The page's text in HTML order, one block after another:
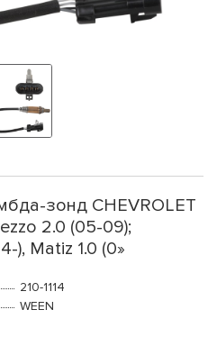
зонд CHEVROLET
2.0 (05-09);
), Matiz 1.0 (0»
210-1114
WEEN